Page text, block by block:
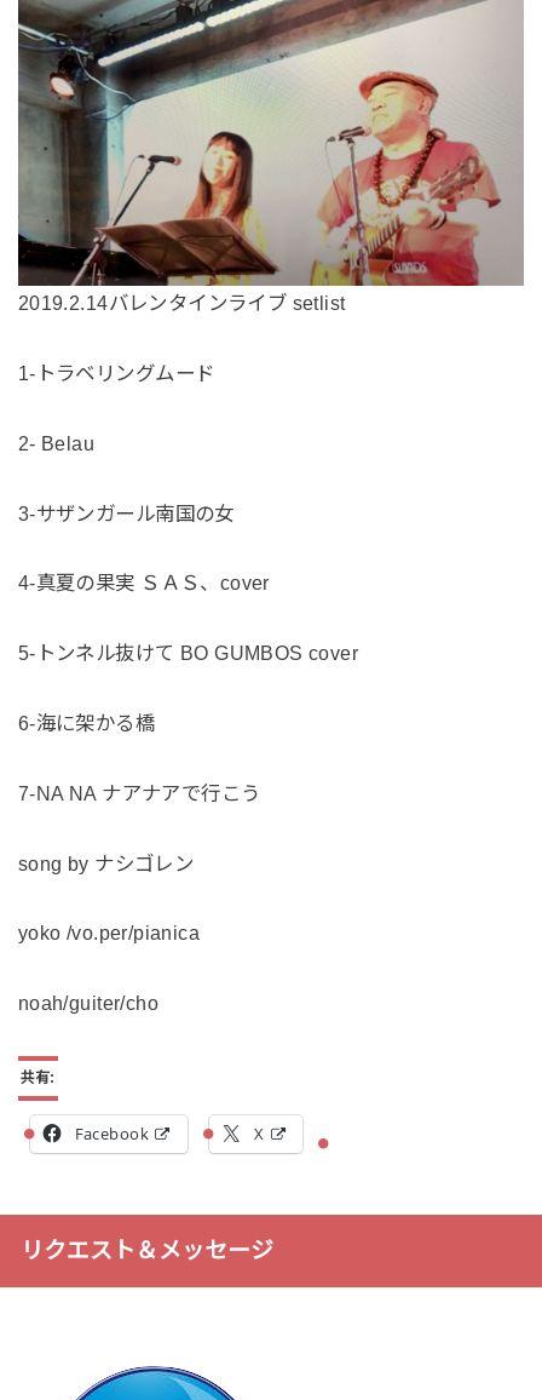
2019.2.14バレンタインライブ setlist
1-トラベリングムード
2- Belau
3-サザンガール南国の女
4-真夏の果実 ＳＡＳ、cover
5-トンネル抜けて BO GUMBOS cover
6-海に架かる橋
7-NA NA ナアナアで行こう
song by ナシゴレン
yoko /vo.per/pianica
noah/guiter/cho
共有:
Facebook X
リクエスト＆メッセージ